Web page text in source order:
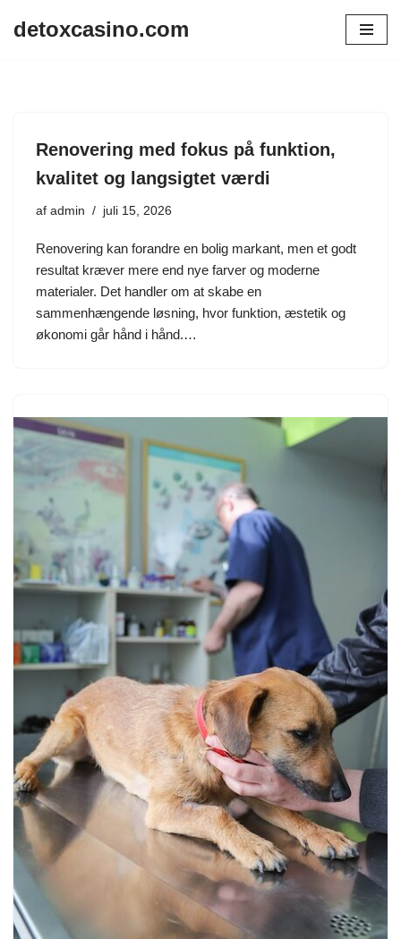
detoxcasino.com
Renovering med fokus på funktion,
kvalitet og langsigtet værdi
af admin juli 15, 2026
Renovering kan forandre en bolig markant, men et godt
resultat kræver mere end nye farver og moderne
materialer. Det handler om at skabe en
sammenhængende løsning, hvor funktion, æstetik og
økonomi går hånd i hånd.…